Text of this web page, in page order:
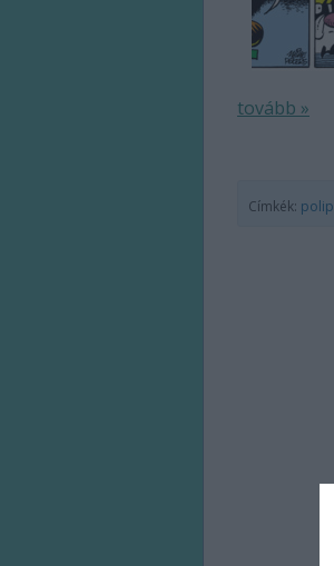
tovább »
Címkék: polip